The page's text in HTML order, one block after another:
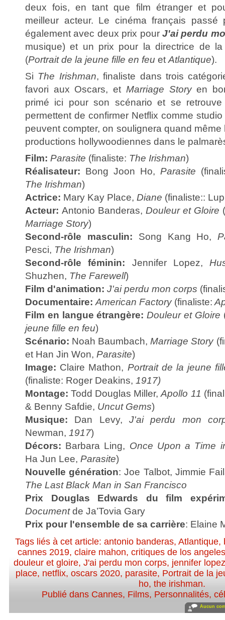
deux fois, en tant que film étranger et
meilleur acteur. Le cinéma français passé
également avec deux prix pour J'ai perdu
musique) et un prix pour la directrice de
(Portrait de la jeune fille en feu et Atlantique).
Si The Irishman, finaliste dans trois
favori aux Oscars, et Marriage Storyen
primé ici pour son scénario et se
permettent de confirmer Netflix comme
peuvent compter, on soulignera quand
productions hollywoodiennes dans le
Film: Parasite (finaliste: The Irishman)
Réalisateur: Bong Joon Ho, Parasite
The Irishman)
Actrice: Mary Kay Place, Diane (finaliste::
Acteur: Antonio Banderas, Douleur et Gloire
Marriage Story)
Second-rôle masculin: Song Kang Ho,
Pesci, The Irishman)
Second-rôle féminin: Jennifer Lopez,
Shuzhen, The Farewell)
Film d'animation: J'ai perdu mon corps
Documentaire: American Factory(finaliste:
Film en langue étrangère:Douleur et Gloire
jeune fille en feu)
Scénario: Noah Baumbach,Marriage Story
et Han Jin Won, Parasite)
Image: Claire Mathon, Portrait de la jeune
(finaliste: Roger Deakins, 1917)
Montage:Todd Douglas Miller,Apollo 11
& Benny Safdie, Uncut Gems)
Musique: Dan Levy,J'ai perdu mon
Newman, 1917)
Décors: Barbara Ling, Once Upon a Time
Ha Jun Lee, Parasite)
Nouvelle génération: Joe Talbot, Jimmie
The Last Black Man in San Francisco
Prix Douglas Edwards du film
Documentde Ja’Tovia Gary
Prix pour l'ensemble de sa carrière: Elaine
Tags liés à cet article:antonio banderas,Atlantique,
cannes 2019,claire mahon,critiques de los
douleur et gloire, J'ai perdu mon corps, jennifer lopez
place, netflix,oscars 2020, parasite, Portrait de la
ho,the irishman.
Publié dans Cannes, Films, Personnalités,
Aucun